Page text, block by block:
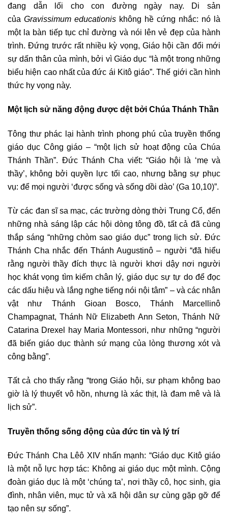
đang dẫn lối cho con đường ngày nay. Di sản
của Gravissimum educationis không hề cứng nhắc: nó là
một la bàn tiếp tục chỉ đường và nói lên vẻ đẹp của hành
trình. Đứng trước rất nhiều kỳ vọng, Giáo hội cần đổi mới
sự dấn thân của mình, bởi vì Giáo dục “là một trong những
biểu hiện cao nhất của đức ái Kitô giáo”. Thế giới cần hình
thức hy vọng này.
Một lịch sử năng động được dệt bởi Chúa Thánh Thần
Tông thư phác lại hành trình phong phú của truyền thống
giáo dục Công giáo – “một lịch sử hoạt động của Chúa
Thánh Thần”. Đức Thánh Cha viết: “Giáo hội là ‘mẹ và
thầy’, không bởi quyền lực tối cao, nhưng bằng sự phục
vụ: để mọi người ‘được sống và sống dồi dào’ (Ga 10,10)”.
Từ các đan sĩ sa mạc, các trường dòng thời Trung Cổ, đến
những nhà sáng lập các hội dòng tông đồ, tất cả đã cùng
thắp sáng “những chòm sao giáo dục” trong lịch sử. Đức
Thánh Cha nhắc đến Thánh Augustinô – người “đã hiểu
rằng người thầy đích thực là người khơi dậy nơi người
học khát vọng tìm kiếm chân lý, giáo dục sự tự do để đọc
các dấu hiệu và lắng nghe tiếng nói nội tâm” – và các nhân
vật như Thánh Gioan Bosco, Thánh Marcellinô
Champagnat, Thánh Nữ Elizabeth Ann Seton, Thánh Nữ
Catarina Drexel hay Maria Montessori, như những “người
đã biến giáo dục thành sứ mạng của lòng thương xót và
công bằng”.
Tất cả cho thấy rằng “trong Giáo hội, sư phạm không bao
giờ là lý thuyết vô hồn, nhưng là xác thịt, là đam mê và là
lịch sử”.
Truyền thống sống động của đức tin và lý trí
Đức Thánh Cha Lêô XIV nhấn mạnh: “Giáo dục Kitô giáo
là một nỗ lực hợp tác: Không ai giáo dục một mình. Cộng
đoàn giáo dục là một ‘chúng ta’, nơi thầy cô, học sinh, gia
đình, nhân viên, mục tử và xã hội dân sự cùng gặp gỡ để
tạo nên sự sống”.